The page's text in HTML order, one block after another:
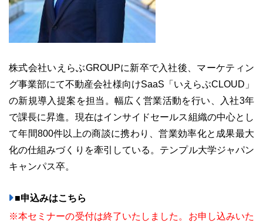
株式会社いえらぶGROUPに新卒で入社後、マーケティン
グ事業部にて不動産会社様向けSaaS「いえらぶCLOUD」
の新規導入提案を担当。幅広く営業活動を行い、入社3年
で課長に昇進。現在はインサイドセールス組織の中心とし
て年間800件以上の商談に携わり、営業効率化と成果最大
化の仕組みづくりを牽引している。テンプル大学ジャパン
キャンパス卒。
■申込みはこちら
※本セミナーの受付は終了いたしました。お申し込みいた